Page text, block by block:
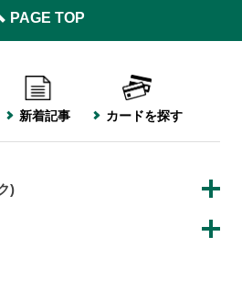
PAGE TOP
新着記事 カードを探す
)